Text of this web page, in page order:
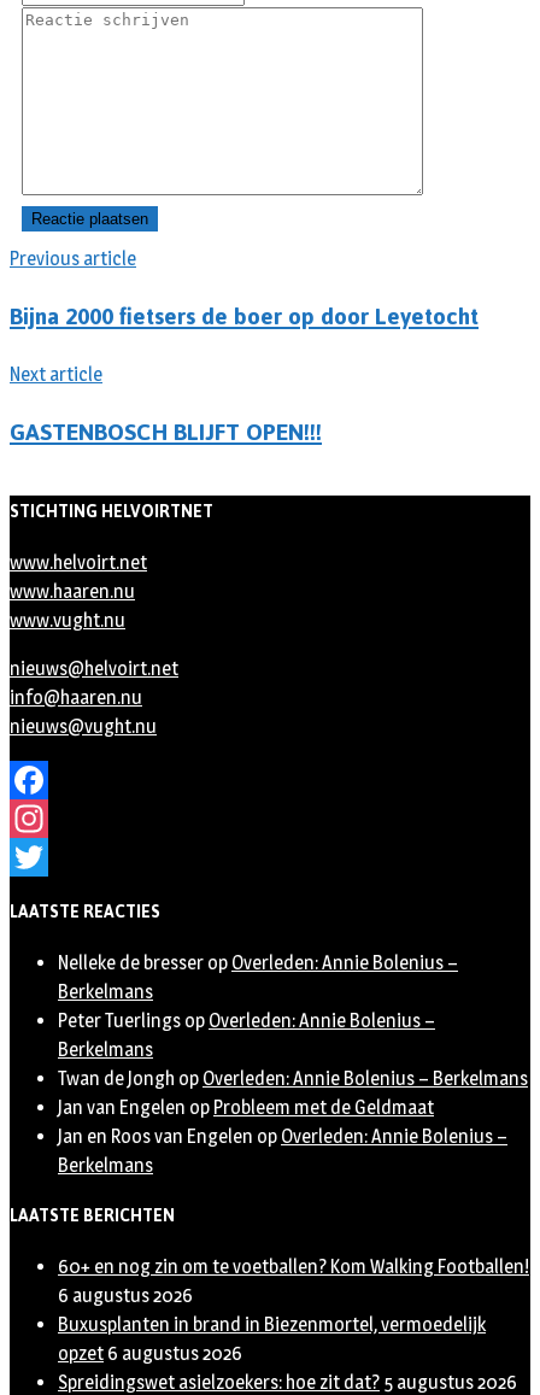
Previous article
Bijna 2000 fietsers de boer op door Leyetocht
Next article
GASTENBOSCH BLIJFT OPEN!!!
STICHTING HELVOIRTNET
www.helvoirt.net
www.haaren.nu
www.vught.nu
nieuws@helvoirt.net
info@haaren.nu
nieuws@vught.nu
Facebook
Instagram
LAATSTE REACTIES
Nelleke de bresser op Overleden: Annie Bolenius –
Berkelmans
Peter Tuerlings op Overleden: Annie Bolenius –
Berkelmans
Twan de Jongh op Overleden: Annie Bolenius – Berkelmans
Jan van Engelen op Probleem met de Geldmaat
Jan en Roos van Engelen op Overleden: Annie Bolenius –
Berkelmans
LAATSTE BERICHTEN
60+ en nog zin om te voetballen? Kom Walking Footballen!
6 augustus 2026
Buxusplanten in brand in Biezenmortel, vermoedelijk
opzet 6 augustus 2026
Spreidingswet asielzoekers: hoe zit dat? 5 augustus 2026